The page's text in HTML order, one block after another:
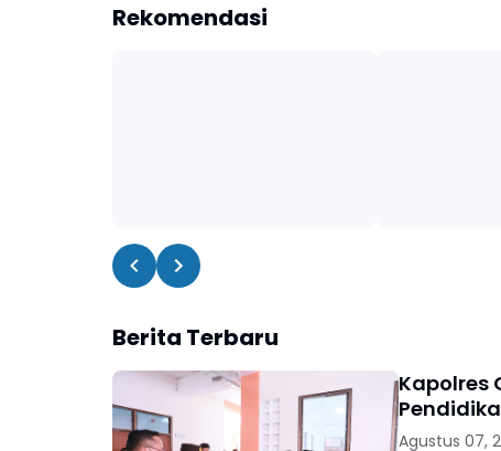
Rekomendasi
Berita Terbaru
Kapolres
Agustus 07,